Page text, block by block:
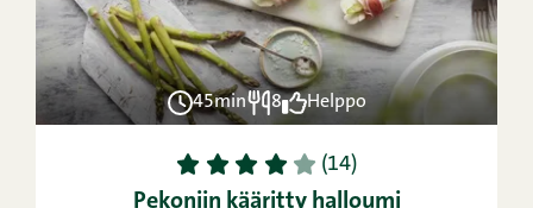
45min 8 Helppo
1 2 3 4 5 (14)
Pekoniin kääritty halloumi